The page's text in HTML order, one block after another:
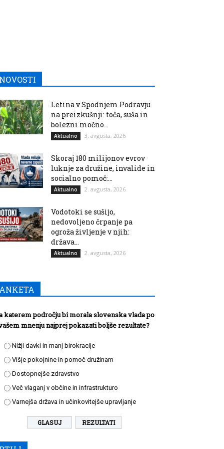
Letina v Spodnjem Podravju
na preizkušnji: toča, suša in
bolezni močno...
Aktualno 3. avgusta, 2026
Skoraj 180 milijonov evrov
luknje za družine, invalide in
socialno pomoč:...
Aktualno 2. avgusta, 2026
Vodotoki se sušijo,
nedovoljeno črpanje pa
ogroža življenje v njih:
država...
Aktualno 2. avgusta, 2026
katerem področju bi morala slovenska vlada po
mnenju najprej pokazati boljše rezultate?
Nižji davki in manj birokracije
Višje pokojnine in pomoč družinam
Dostopnejše zdravstvo
Več vlaganj v občine in infrastrukturo
Varnejša država in učinkovitejše upravljanje
REZULTATI